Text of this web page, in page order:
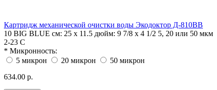
Картридж механической очистки воды Экодоктор Д-810BB
10 BIG BLUE см: 25 х 11.5 дюйм: 9 7/8 x 4 1/2 5, 20 или 50 мкм
2-23 С
* Микронность:
5 микрон
20 микрон
50 микрон
634.00 р.